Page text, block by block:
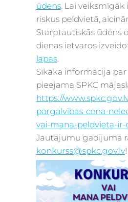
ūdens. Lai veiksmīgāk
riskus peldvietā,
Starptautiskās ūdens
dienas ietvaros
lapas.
Sīkāka informācija
pieejama SPKC
https://
pargalvibas-cena-
vai-mana-peldvieta-ir-
Jautājumu gadījumā
konkurss@spkc.gov.lv!